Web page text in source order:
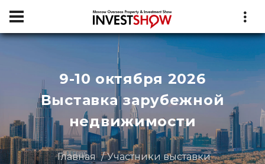
9-10 октября 2026
Выставка зарубежной
недвижимости
Главная
Участники выставки